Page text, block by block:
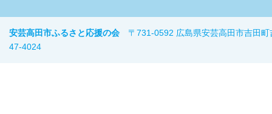
安芸高田市ふるさと応援の会 〒731-0592 広島県安芸高田市吉田
47-4024